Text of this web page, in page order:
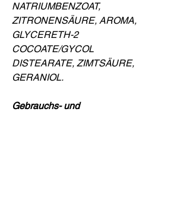
NATRIUMBENZOAT,
ZITRONENSÄURE, AROMA,
GLYCERETH-2
COCOATE/GYCOL
DISTEARATE, ZIMTSÄURE,
GERANIOL.
Gebrauchs- und